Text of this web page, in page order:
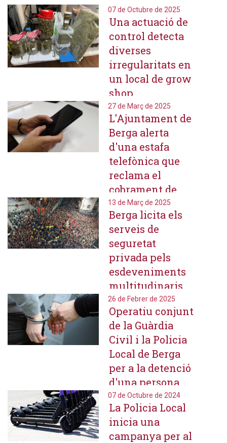
07 de Octubre de 2025
Una actuació de
control detecta
diverses
irregularitats en
un local de grow
shop
27 de Març de 2025
L'Ajuntament de
Berga alerta
d'una estafa
telefònica que
reclama el
cobrament de
tributs
municipals a la
ciutadania
13 de Març de 2025
Berga licita els
serveis de
seguretat
privada pels
esdeveniments
multitudinaris
que se celebren
durant l'any
26 de Febrer de 2025
Operatiu conjunt
de la Guàrdia
Civil i la Policia
Local de Berga
per a la detenció
d'una persona
per delictes
informàtics
07 de Octubre de 2024
La Policia Local
inicia una
campanya per al